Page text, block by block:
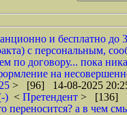
и бесплатно до
с персональным,
по договору... пока
на
> [96] 14-08-2025
) < Претендент > [136]
переносится? а в чем